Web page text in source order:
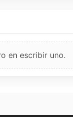
en escribir uno.